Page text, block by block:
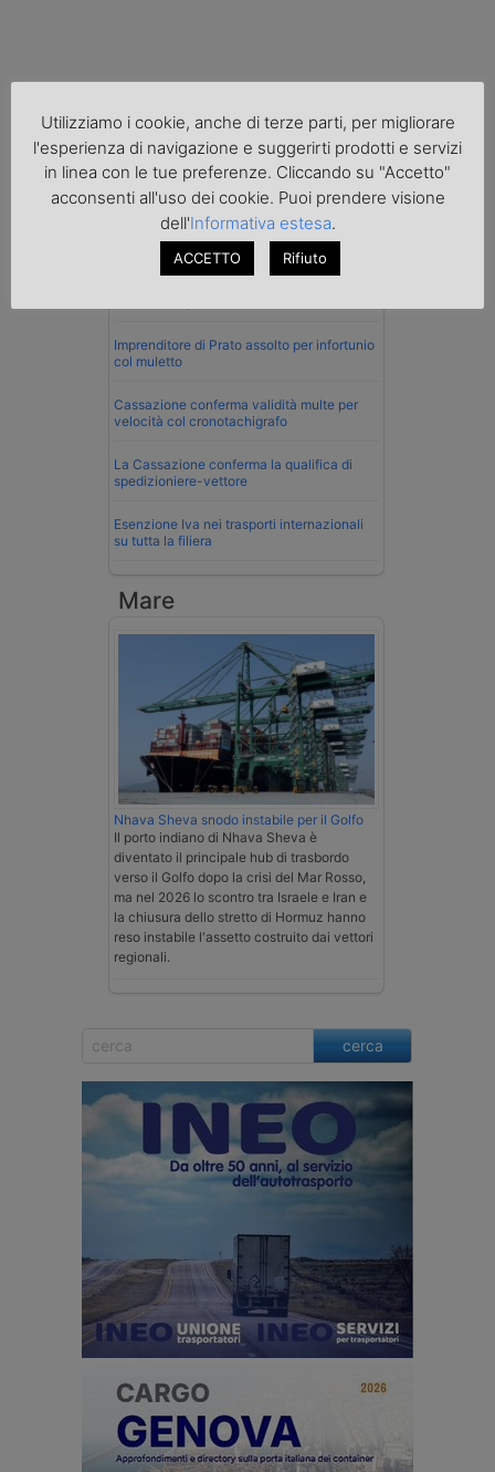
Normativa
Imprenditore di Prato assolto per infortunio
col muletto
Cassazione conferma validità multe per
velocità col cronotachigrafo
La Cassazione conferma la qualifica di
spedizioniere-vettore
Esenzione Iva nei trasporti internazionali
su tutta la filiera
Mare
Nhava Sheva snodo instabile per il Golfo
Il porto indiano di Nhava Sheva è
diventato il principale hub di trasbordo
verso il Golfo dopo la crisi del Mar Rosso,
ma nel 2026 lo scontro tra Israele e Iran e
la chiusura dello stretto di Hormuz hanno
reso instabile l'assetto costruito dai vettori
regionali.
cerca
Utilizziamo i cookie, anche di terze parti, per migliorare
l'esperienza di navigazione e suggerirti prodotti e servizi
in linea con le tue preferenze. Cliccando su "Accetto"
acconsenti all'uso dei cookie. Puoi prendere visione
dell'Informativa estesa.
ACCETTO Rifiuto